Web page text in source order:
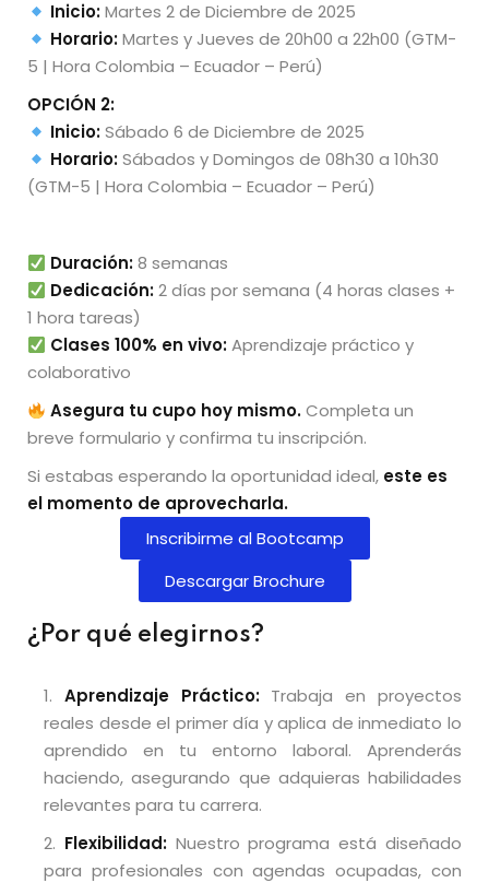
Inicio:Martes 2 de Diciembre de 2025
Horario:Martes y Jueves de 20h00 a 22h00 (GTM-
5 | Hora Colombia – Ecuador – Perú)
OPCIÓN 2:
Inicio:Sábado 6 de Diciembre de 2025
Horario:Sábados y Domingos de 08h30 a 10h30
(GTM-5 | Hora Colombia – Ecuador – Perú)
Duración:8 semanas
Dedicación:2 días por semana (4 horas clases +
1 hora tareas)
Clases 100% en vivo:Aprendizaje práctico y
colaborativo
Asegura tu cupo hoy mismo.Completa un
breve formulario y confirma tu inscripción.
Si estabas esperando la oportunidad ideal, este es
el momento de aprovecharla.
Inscribirme al Bootcamp
Descargar Brochure
¿Por qué elegirnos?
Aprendizaje Práctico:Trabaja en proyectos
reales desde el primer día y aplica de inmediato lo
aprendido en tu entorno laboral. Aprenderás
haciendo, asegurando que adquieras habilidades
relevantes para tu carrera.
Flexibilidad:Nuestro programa está diseñado
para profesionales con agendas ocupadas, con